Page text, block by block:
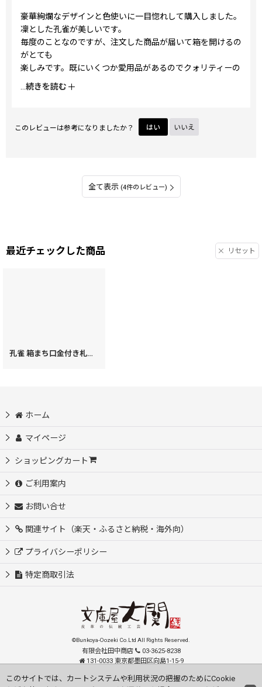
豪華絢爛なデザインと色使いに一目惚れして購入しました。
凜とした孔雀が美しいです。
毎度のことなのですが、注文した商品が届いて箱を開けるの
がとても
楽しみです。既にいくつか愛用品があるのでクォリティーの
良さは
十分にわかっていても、実際に手にするときはとてもわくわ
孔雀はラッキーモチーフとのことなので贈り物にも良いと思
います。
続きを読む
このレビューは参考になりましたか？ はい いいえ
全て表示 (4件のレビュー)
最近チェックした商品 リセット
孔雀 箱まち口金付き札入れ［t］
ホーム
マイページ
ショッピングカート
ご利用案内
お問い合せ
関連サイト（楽天・ふるさと納税・海外向）
プライバシーポリシー
特定商取引法
©Bunkoya-Oozeki Co.Ltd All Rights Reserved.
有限会社田中商店
03-3625-8238
131-0033 東京都墨田区向島1-15-9
このサイトでは、カートシステムや利用状況の把握のためにCookie